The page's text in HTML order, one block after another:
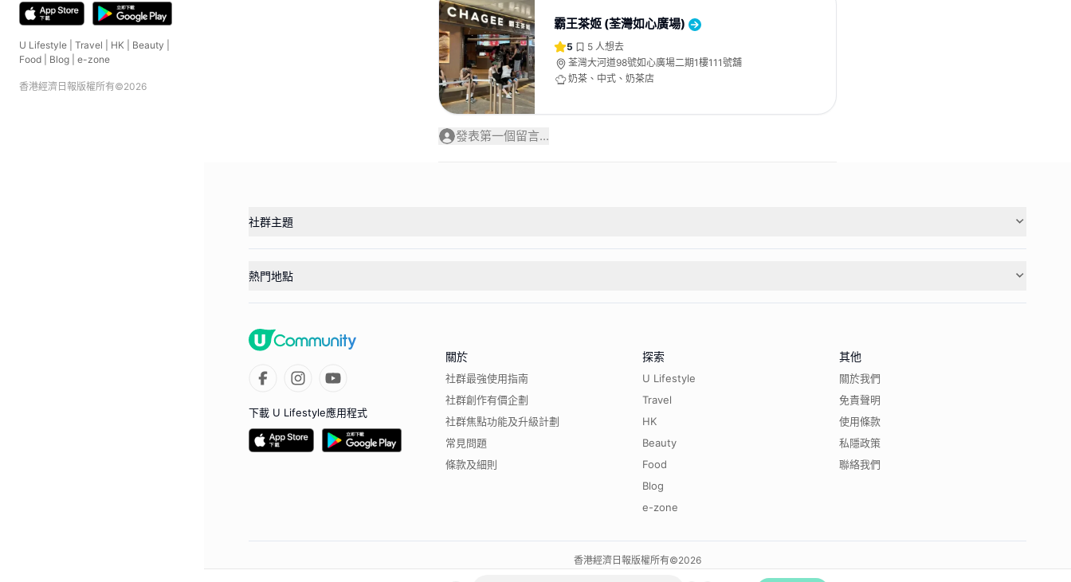
U Lifestyle Travel HK Beauty
Food
Blog e-zone
香港經濟日報版權所有©2026
霸王茶姬 (荃灣如心廣場)
5 5 人想去
荃灣大河道98號如心廣場二期1樓111號舖
奶茶、中式、奶茶店
發表第一個留言...
社群主題
熱門地點
下載 U Lifestyle應用程式
關於
社群最強使用指南
社群創作有價企劃
社群焦點功能及升級計劃
常見問題
條款及細則
探索
U Lifestyle
Travel
HK
Beauty
Food
Blog
e-zone
其他
關於我們
免責聲明
使用條款
私隱政策
聯絡我們
香港經濟日報版權所有©2026